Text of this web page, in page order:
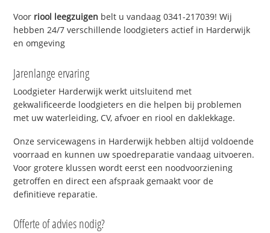
Voor riool leegzuigen belt u vandaag 0341-217039! Wij
hebben 24/7 verschillende loodgieters actief in Harderwijk
en omgeving
Jarenlange ervaring
Loodgieter Harderwijk werkt uitsluitend met
gekwalificeerde loodgieters en die helpen bij problemen
met uw waterleiding, CV, afvoer en riool en daklekkage.
Onze servicewagens in Harderwijk hebben altijd voldoende
voorraad en kunnen uw spoedreparatie vandaag uitvoeren.
Voor grotere klussen wordt eerst een noodvoorziening
getroffen en direct een afspraak gemaakt voor de
definitieve reparatie.
Offerte of advies nodig?